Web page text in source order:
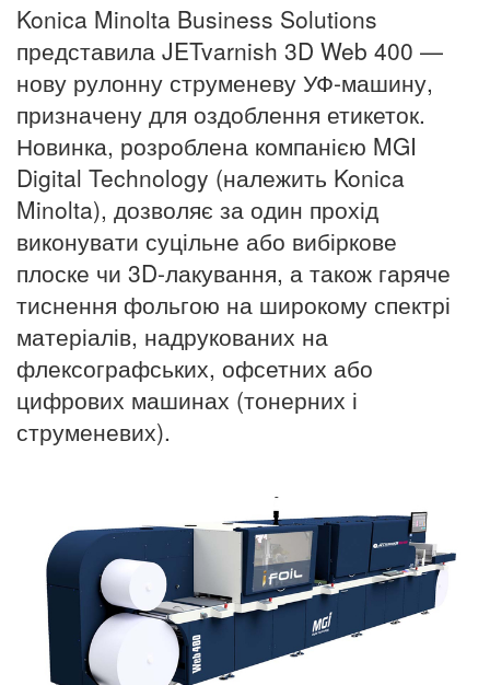
Konica Minolta Business Solutions
представила JETvarnish 3D Web 400 —
нову рулонну струменеву УФ-машину,
призначену для оздоблення етикеток.
Новинка, розроблена компанією MGI
Digital Technology (належить Konica
Minolta), дозволяє за один прохід
виконувати суцільне або вибіркове
плоске чи 3D-лакування, а також гаряче
тиснення фольгою на широкому спектрі
матеріалів, надрукованих на
флексографських, офсетних або
цифрових машинах (тонерних і
струменевих).